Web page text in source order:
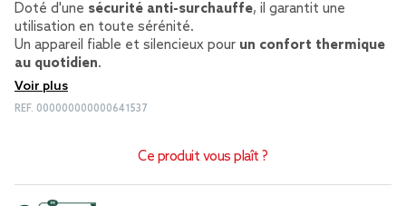
Doté d'une sécurité anti-surchauffe, il garantit une
utilisation en toute sérénité.
Un appareil fiable et silencieux pour un confort thermique
au quotidien.
Voir plus
REF. 000000000000641537
Ce produit vous plaît ?